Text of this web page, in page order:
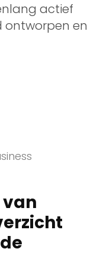
actief
ontworpen en